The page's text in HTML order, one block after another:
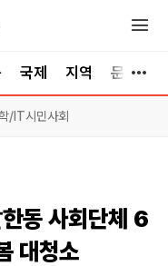
국제 지역 문화/스
/IT시민사회
동 사회단체 6
대청소